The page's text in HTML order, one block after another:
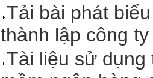
Tải bài phát
thành lập công
Tài liệu sử dụng